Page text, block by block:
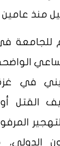
منذ
للجامعة
في
القتل أو